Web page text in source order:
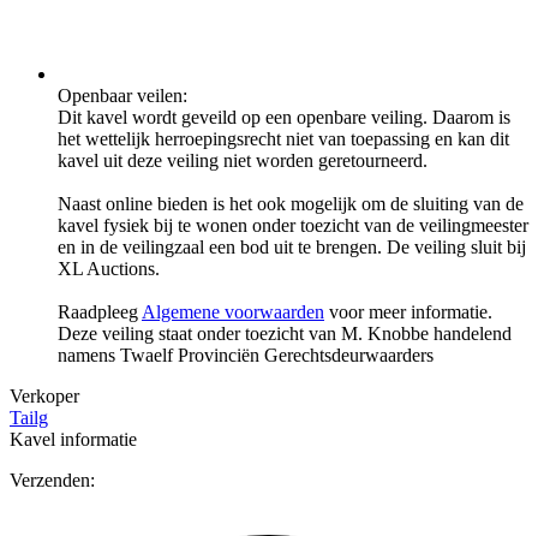
Openbaar veilen:
Dit kavel wordt geveild op een openbare veiling. Daarom is
het wettelijk herroepingsrecht niet van toepassing en kan dit
kavel uit deze veiling niet worden geretourneerd.
Naast online bieden is het ook mogelijk om de sluiting van de
kavel fysiek bij te wonen onder toezicht van de veilingmeester
en in de veilingzaal een bod uit te brengen. De veiling sluit bij
XL Auctions.
Raadpleeg Algemene voorwaarden voor meer informatie.
Deze veiling staat onder toezicht van M. Knobbe handelend
namens Twaelf Provinciën Gerechtsdeurwaarders
Verkoper
Tailg
Kavel informatie
Verzenden: